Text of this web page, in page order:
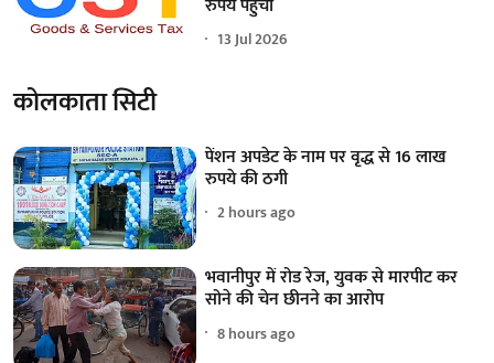
रुपये पहुंचा
13 Jul 2026
कोलकाता सिटी
पेंशन अपडेट के नाम पर वृद्ध से 16 लाख
रुपये की ठगी
2 hours ago
भवानीपुर में रोड रेज, युवक से मारपीट कर
सोने की चेन छीनने का आरोप
8 hours ago